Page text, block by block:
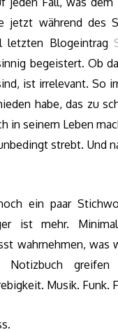
jetzt während des
letzten Blogeintrag
begeistert. Ob
ist irrelevant. So
habe, das zu
in seinem Leben
strebt. Und
ein paar
ist mehr.
wahrnehmen, was
Notizbuch greifen
Musik. Funk.